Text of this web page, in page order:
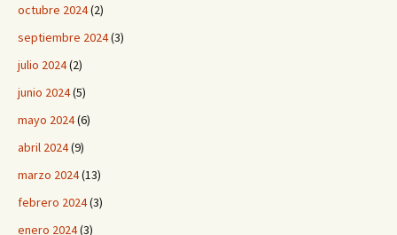
octubre 2024(2)
septiembre 2024(3)
julio 2024(2)
junio 2024(5)
mayo 2024(6)
abril 2024(9)
marzo 2024(13)
febrero 2024(3)
enero 2024(3)